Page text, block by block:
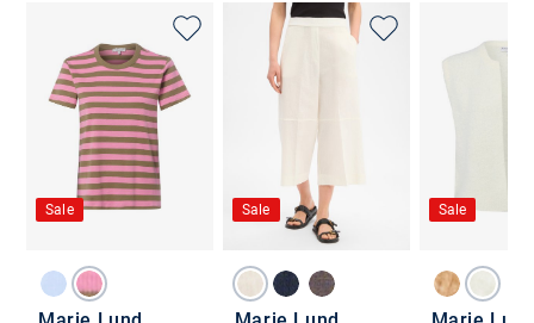
Sale Sale Sale